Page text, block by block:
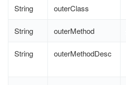
String outerClass
String outerMethod
String outerMethodDesc